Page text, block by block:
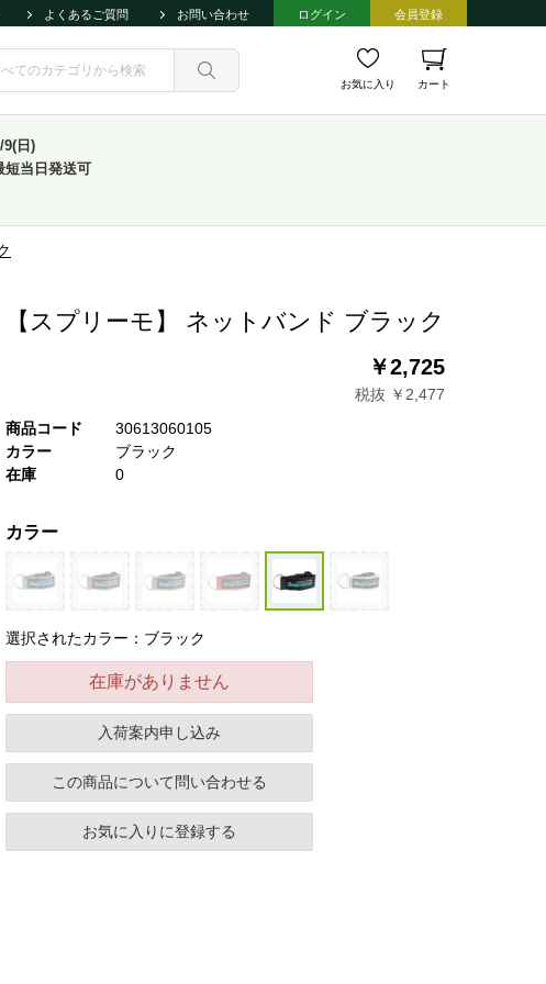
よくあるご質問 お問い合わせ ログイン 会員登録
お気に入り カート
9(日)
短当日発送可
【スプリーモ】 ネットバンド ブラック
￥2,725
税抜 ￥2,477
商品コード
30613060105
カラー
ブラック
在庫
0
カラー
選択されたカラー：ブラック
在庫がありません
入荷案内申し込み
この商品について問い合わせる
お気に入りに登録する